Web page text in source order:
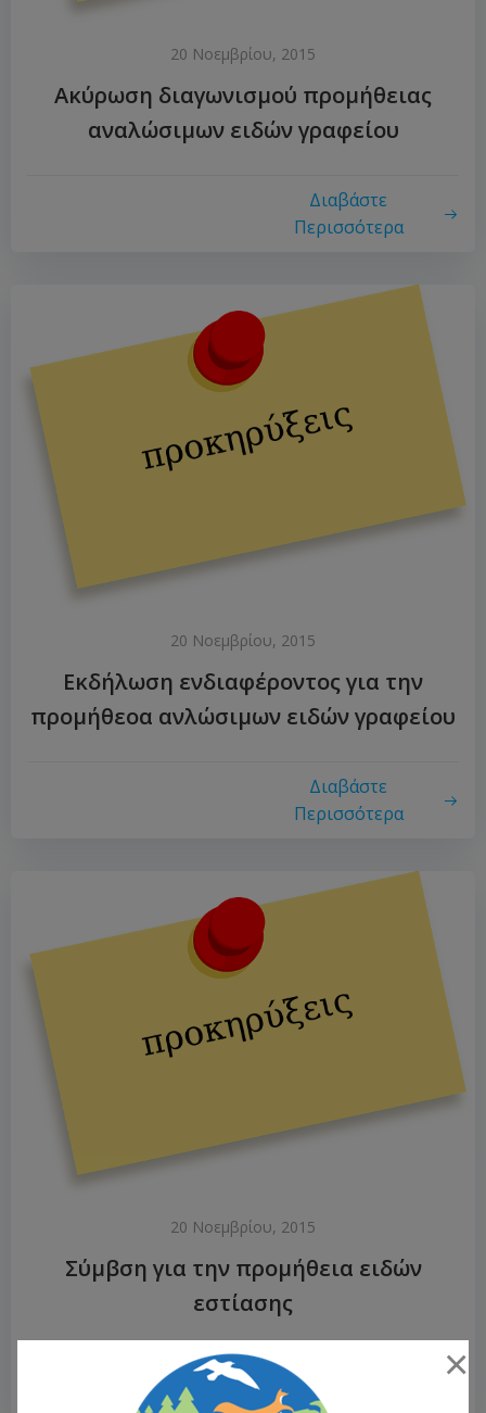
20 Νοεμβρίου, 2015
Ακύρωση διαγωνισμού προμήθειας
αναλώσιμων ειδών γραφείου
Διαβάστε
Περισσότερα
20 Νοεμβρίου, 2015
Εκδήλωση ενδιαφέροντος για την
προμήθεοα ανλώσιμων ειδών γραφείου
Διαβάστε
Περισσότερα
20 Νοεμβρίου, 2015
Σύμβση για την προμήθεια ειδών
εστίασης
Περισσότερα
×